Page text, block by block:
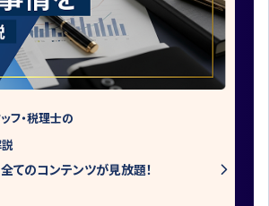
フ・税理士の
てのコンテンツが見放題！